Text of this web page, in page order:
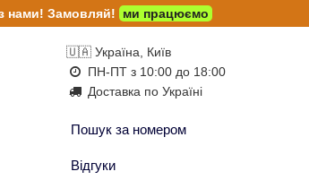
🇺🇦 Україна, Київ
ПН-ПТ з 10:00 до 18:00
Доставка по Україні
Пошук за номером
Відгуки
нами! Замовляй! ми працюємо